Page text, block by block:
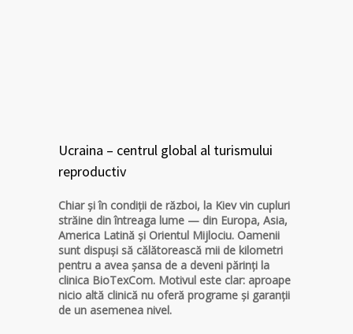
Ucraina – centrul global al turismului
reproductiv
Chiar și în condiții de război, la Kiev vin cupluri
străine din întreaga lume — din Europa, Asia,
America Latină și Orientul Mijlociu. Oamenii
sunt dispuși să călătorească mii de kilometri
pentru a avea șansa de a deveni părinți la
clinica BioTexCom. Motivul este clar: aproape
nicio altă clinică nu oferă programe și garanții
de un asemenea nivel.